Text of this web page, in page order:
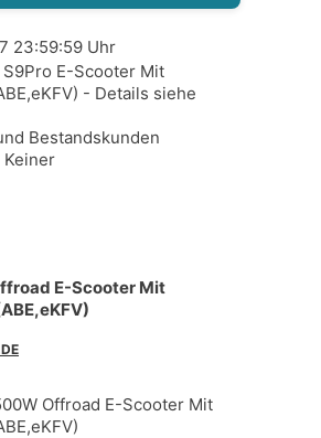
23:59:59 Uhr
E-Scooter Mit
- Details siehe
Bestandskunden
E-Scooter Mit
Offroad E-Scooter Mit